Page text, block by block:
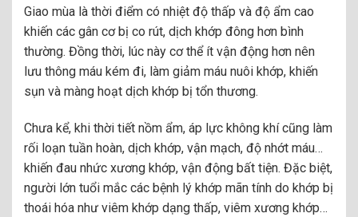
Giao mùa là thời điểm có nhiệt độ thấp và độ ẩm cao
khiến các gân cơ bị co rút, dịch khớp đông hơn bình
thường. Đồng thời, lúc này cơ thể ít vận động hơn nên
lưu thông máu kém đi, làm giảm máu nuôi khớp, khiến
sụn và màng hoạt dịch khớp bị tổn thương.
Chưa kể, khi thời tiết nồm ẩm, áp lực không khí cũng làm
rối loạn tuần hoàn, dịch khớp, vận mạch, độ nhớt máu…
khiến đau nhức xương khớp, vận động bất tiện. Đặc biệt,
người lớn tuổi mắc các bệnh lý khớp mãn tính do khớp bị
thoái hóa như viêm khớp dạng thấp, viêm xương khớp…